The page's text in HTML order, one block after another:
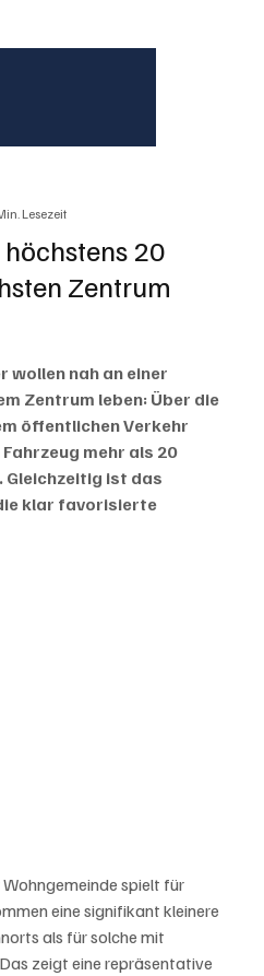
20
Zentrum
Lesezeit
wollen nah an einer
Zentrum leben: Über die
öffentlichen Verkehr
mehr als 20
ist das
klar favorisierte
spielt für
eine signifikant kleinere
als für solche mit
zeigt eine repräsentative